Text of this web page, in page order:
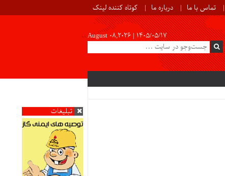
تماس با ما درباره ما کوتاه کننده لینک
August 08,2026 | ۱۴۰۵/۰۵/۱۷
تبلیغات